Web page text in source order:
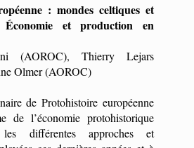
: mondes celtiques et
Économie et production en
(AOROC), Thierry Lejars
Olmer (AOROC)
de Protohistoire européenne
de l’économie protohistorique
différentes approches et